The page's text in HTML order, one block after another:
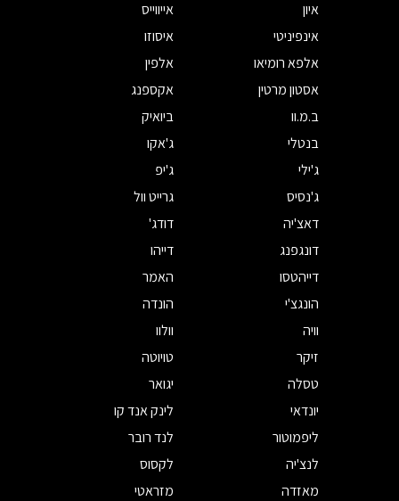
איון
אייווייס
אינפיניטי
איסוזו
אלפא רומיאו
אלפין
אסטון מרטין
אקספנג
ב.מ.וו
ביואיק
בנטלי
ג'אקו
ג'ילי
ג'יפ
ג'נסיס
גרייט וול
דאצ'יה
דודג'
דונגפנג
דייהו
דייהטסו
האמר
הונגצ'י
הונדה
וויה
וולוו
זיקר
טויוטה
טסלה
יגואר
יונדאי
לינק אנד קו
ליפמוטור
לנד רובר
לנצ'יה
לקסוס
מאזדה
מזראטי